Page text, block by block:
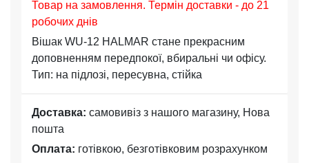
Товар на замовлення. Термін доставки - до 21
робочих днів
Вішак WU-12 HALMAR стане прекрасним
доповненням передпокої, вбиральні чи офісу.
Тип: на підлозі, пересувна, стійка
Доставка: самовивіз з нашого магазину, Нова
пошта
Оплата: готівкою, безготівковим розрахунком